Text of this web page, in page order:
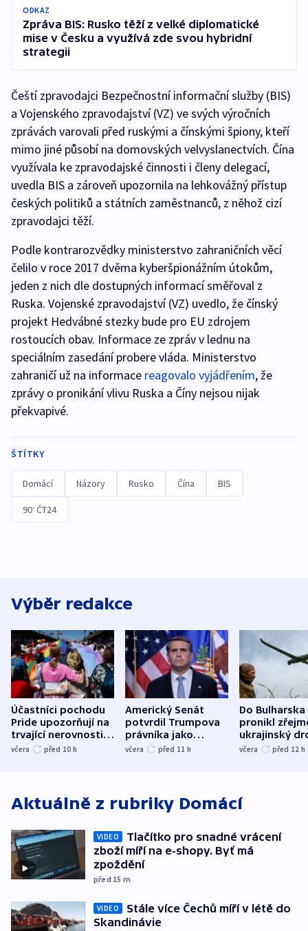
ODKAZ
Zpráva BIS: Rusko těží z velké diplomatické
mise v Česku a využívá zde svou hybridní
strategii
Čeští zpravodajci Bezpečnostní informační služby (BIS)
a Vojenského zpravodajství (VZ) ve svých výročních
zprávách varovali před ruskými a čínskými špiony, kteří
mimo jiné působí na domovských velvyslanectvích. Čína
využívala ke zpravodajské činnosti i členy delegací,
uvedla BIS a zároveň upozornila na lehkovážný přístup
českých politiků a státních zaměstnanců, z něhož cizí
zpravodajci těží.
Podle kontrarozvědky ministerstvo zahraničních věcí
čelilo v roce 2017 dvěma kyberšpionážním útokům,
jeden z nich dle dostupných informací směřoval z
Ruska. Vojenské zpravodajství (VZ) uvedlo, že čínský
projekt Hedvábné stezky bude pro EU zdrojem
rostoucích obav. Informace ze zpráv v lednu na
speciálním zasedání probere vláda. Ministerstvo
zahraničí už na informace reagovalo vyjádřením, že
zprávy o pronikání vlivu Ruska a Číny nejsou nijak
překvapivé.
ŠTÍTKY
Domácí Názory Rusko Čína BIS
90‘ ČT24
Výběr redakce
Účastníci pochodu
Pride upozorňují na
trvající nerovnosti i
společenskou
včera před 10 h
Americký Senát
potvrdil Trumpova
právníka jako
ministra
včera před 11 h
Do Bulharska
pronikl
ukrajinský
explodoval
včera před 12 h
Aktuálně z rubriky Domácí
VIDEO
Tlačítko pro snadné vrácení
zboží míří na e-shopy. Byť má
zpoždění
před 15 m
VIDEO
Stále více Čechů míří v létě do
Skandinávie